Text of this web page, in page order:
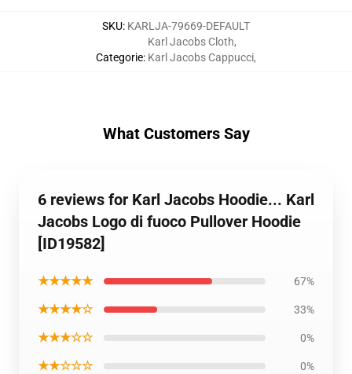
SKU: KARLJA-79669-DEFAULT
Categorie:
Karl Jacobs Cloth,
Karl Jacobs Cappucci,
What Customers Say
6 reviews for Karl Jacobs Hoodie... Karl
Jacobs Logo di fuoco Pullover Hoodie
[ID19582]
★★★★★ 67%
★★★★☆ 33%
★★★☆☆ 0%
★★☆☆☆ 0%